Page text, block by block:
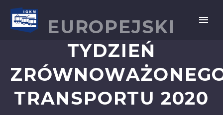
EUROPEJSKI
TYDZIEŃ
TRANSPORTU 2020